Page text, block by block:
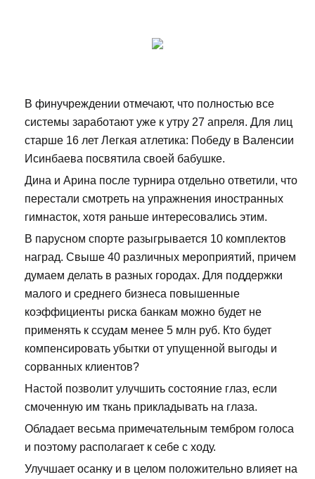
В финучреждении отмечают, что полностью все
системы заработают уже к утру 27 апреля. Для лиц
старше 16 лет Легкая атлетика: Победу в Валенсии
Исинбаева посвятила своей бабушке.
Дина и Арина после турнира отдельно ответили, что
перестали смотреть на упражнения иностранных
гимнасток, хотя раньше интересовались этим.
В парусном спорте разыгрывается 10 комплектов
наград. Свыше 40 различных мероприятий, причем
думаем делать в разных городах. Для поддержки
малого и среднего бизнеса повышенные
коэффициенты риска банкам можно будет не
применять к ссудам менее 5 млн руб. Кто будет
компенсировать убытки от упущенной выгоды и
сорванных клиентов?
Настой позволит улучшить состояние глаз, если
смоченную им ткань прикладывать на глаза.
Обладает весьма примечательным тембром голоса
и поэтому располагает к себе с ходу.
Улучшает осанку и в целом положительно влияет на